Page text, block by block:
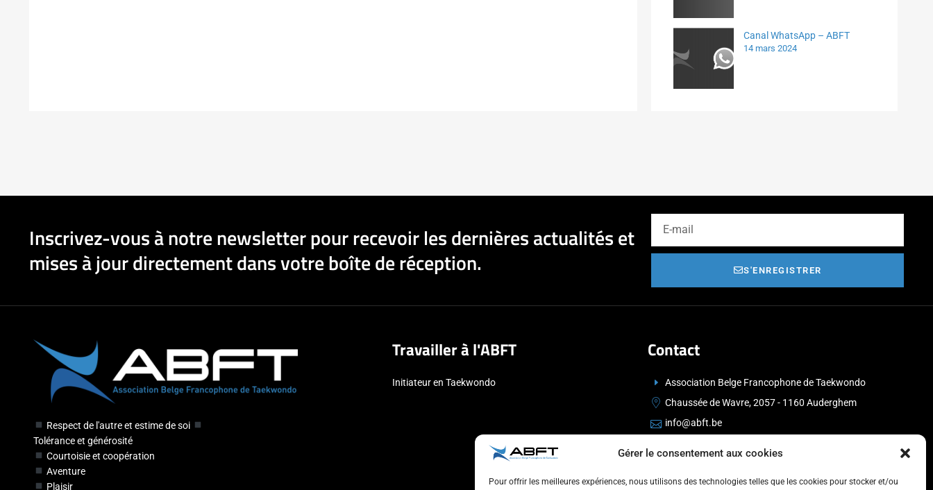
Gérer le consentement aux cookies
Pour offrir les meilleures expériences, nous utilisons des technologies telles que les cookies pour stocker et/ou
Canal WhatsApp – ABFT
14 mars 2024
Inscrivez-vous à notre newsletter pour recevoir les dernières actualités et
mises à jour directement dans votre boîte de réception.
S'ENREGISTRER
Respect de l'autre et estime de soi
Tolérance et générosité
Courtoisie et coopération
Aventure
Plaisir
Travailler à l'ABFT
Initiateur en Taekwondo
Contact
Association Belge Francophone de Taekwondo
Chaussée de Wavre, 2057 - 1160 Auderghem
info@abft.be